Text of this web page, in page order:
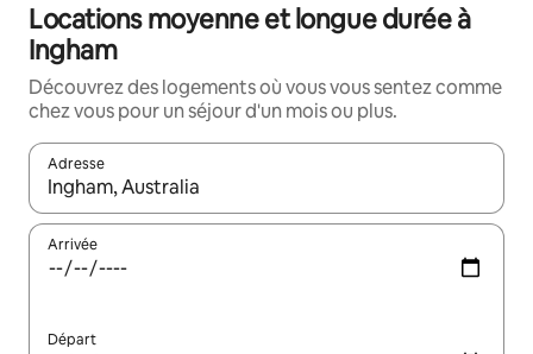
Locations moyenne et longue durée à
Ingham
Découvrez des logements où vous vous sentez comme
chez vous pour un séjour d'un mois ou plus.
Adresse
Lorsque les résultats s'affichent, utilisez les flèches vers le
Arrivée
Départ